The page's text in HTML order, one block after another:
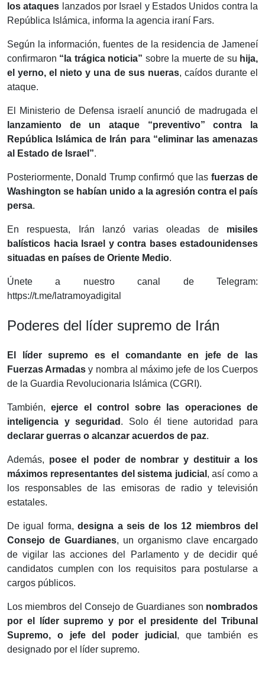
los ataques lanzados por Israel y Estados Unidos contra la
República Islámica, informa la agencia iraní Fars.
Según la información, fuentes de la residencia de Jameneí
confirmaron “la trágica noticia” sobre la muerte de su hija,
el yerno, el nieto y una de sus nueras, caídos durante el
ataque.
El Ministerio de Defensa israelí anunció de madrugada el
lanzamiento de un ataque “preventivo” contra la
República Islámica de Irán para “eliminar las amenazas
al Estado de Israel”.
Posteriormente, Donald Trump confirmó que las fuerzas de
Washington se habían unido a la agresión contra el país
persa.
En respuesta, Irán lanzó varias oleadas de misiles
balísticos hacia Israel y contra bases estadounidenses
situadas en países de Oriente Medio.
Únete a nuestro canal de Telegram:
https://t.me/latramoyadigital
Poderes del líder supremo de Irán
El líder supremo es el comandante en jefe de las
Fuerzas Armadas y nombra al máximo jefe de los Cuerpos
de la Guardia Revolucionaria Islámica (CGRI).
También,ejerce el control sobre las operaciones de
inteligencia y seguridad . Solo él tiene autoridad para
declarar guerras o alcanzar acuerdos de paz.
Además, posee el poder de nombrar y destituir a los
máximos representantes del sistema judicial , así como a
los responsables de las emisoras de radio y televisión
estatales.
De igual forma,designa a seis de los 12 miembros del
Consejo de Guardianes, un organismo clave encargado
de vigilar las acciones del Parlamento y de decidir qué
candidatos cumplen con los requisitos para postularse a
cargos públicos.
Los miembros del Consejo de Guardianes son nombrados
por el líder supremo y por el presidente del Tribunal
Supremo, o jefe del poder judicial , que también es
designado por el líder supremo.